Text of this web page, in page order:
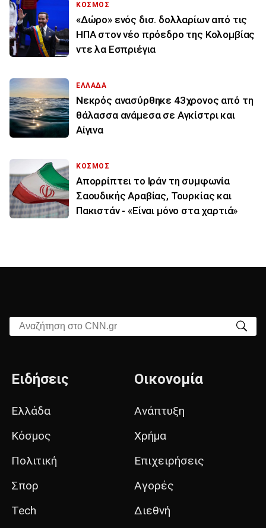
ΚΟΣΜΟΣ
«Δώρο» ενός δισ. δολλαρίων από τις
ΗΠΑ στον νέο πρόεδρο της Κολομβίας
ντε λα Εσπριέγια
ΕΛΛΑΔΑ
Νεκρός ανασύρθηκε 43χρονος από τη
θάλασσα ανάμεσα σε Αγκίστρι και
Αίγινα
ΚΟΣΜΟΣ
Απορρίπτει το Ιράν τη συμφωνία
Σαουδικής Αραβίας, Τουρκίας και
Πακιστάν - «Είναι μόνο στα χαρτιά»
Αναζήτηση στο CNN.gr
Ειδήσεις
Ελλάδα
Κόσμος
Πολιτική
Σπορ
Tech
Οικονομία
Ανάπτυξη
Χρήμα
Επιχειρήσεις
Αγορές
Διεθνή